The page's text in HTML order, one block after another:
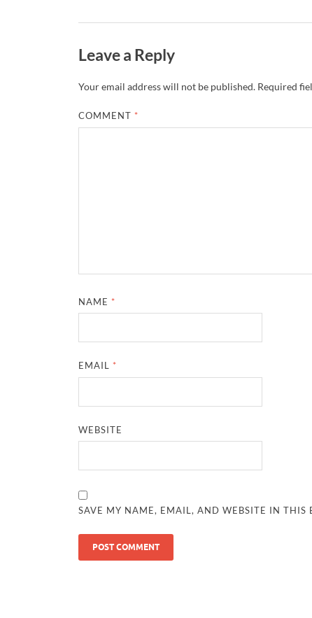
Leave a Reply
Your email address will not be published. Required
COMMENT *
NAME *
EMAIL *
WEBSITE
SAVE MY NAME, EMAIL, AND WEBSITE IN THIS